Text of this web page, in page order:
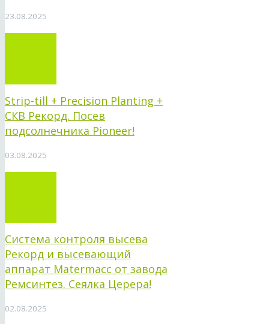
23.08.2025
Strip-till + Precision Planting +
СКВ Рекорд. Посев
подсолнечника Pioneer!
03.08.2025
Система контроля высева
Рекорд и высевающий
аппарат Matermacc от завода
Ремсинтез. Сеялка Церера!
02.08.2025